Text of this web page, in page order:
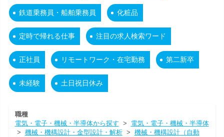
鉄道乗務員・船舶乗務員 化粧品
定時で帰れる仕事 注目の求人検索ワード
正社員 リモートワーク・在宅勤務 第二新卒
未経験 土日祝日休み
職種
電気・電子・機械・半導体から探す > 電気・電子・機械・半導体
> 機械・機構設計・金型設計・解析> 機械・機構設計（自動